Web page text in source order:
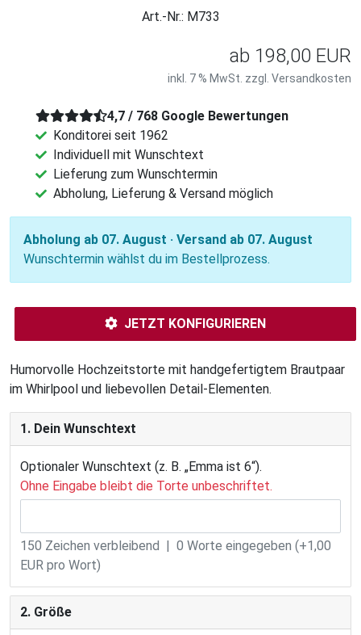
Art.-Nr.: M733
ab 198,00 EUR
inkl. 7 % MwSt. zzgl. Versandkosten
4,7 / 768 Google Bewertungen
Konditorei seit 1962
Individuell mit Wunschtext
Lieferung zum Wunschtermin
Abholung, Lieferung & Versand möglich
Abholung ab 07. August · Versand ab 07. August
Wunschtermin wählst du im Bestellprozess.
JETZT KONFIGURIEREN
Humorvolle Hochzeitstorte mit handgefertigtem Brautpaar
im Whirlpool und liebevollen Detail-Elementen.
1. Dein Wunschtext
Optionaler Wunschtext (z. B. „Emma ist 6“).
Ohne Eingabe bleibt die Torte unbeschriftet.
150 Zeichen verbleibend | 0 Worte eingegeben (+1,00
EUR pro Wort)
2. Größe